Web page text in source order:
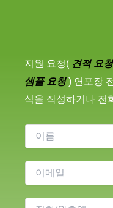
지원 요청( 견적 요
샘플 요청) 연포장
식을 작성하거나 전
름
메
일